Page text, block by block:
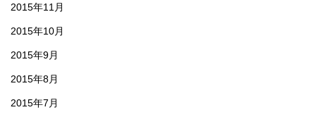
2015年11月
2015年10月
2015年9月
2015年8月
2015年7月